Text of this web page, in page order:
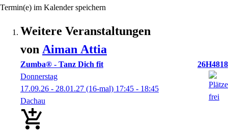
Termin(e) im Kalender speichern
Weitere Veranstaltungen
von Aiman Attia
Zumba® - Tanz Dich fit
26H4818
Donnerstag
17.09.26 - 28.01.27 (16-mal) 17:45 - 18:45
Dachau